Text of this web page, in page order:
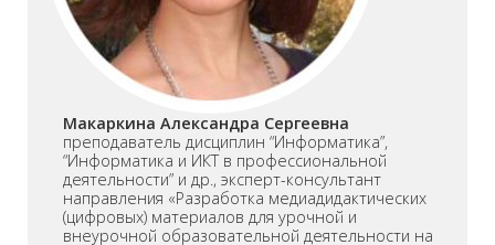
Макаркина Александра Сергеевна
преподаватель дисциплин “Информатика”,
“Информатика и ИКТ в профессиональной
деятельности” и др., эксперт-консультант
направления «Разработка медиадидактических
(цифровых) материалов для урочной и
внеурочной образовательной деятельности на